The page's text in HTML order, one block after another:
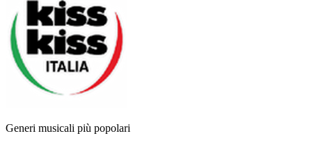
Generi musicali più popolari